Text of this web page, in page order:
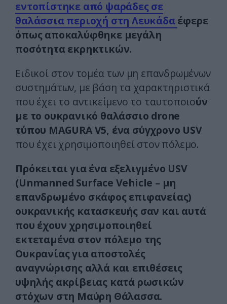
εντοπίστηκε από ψαράδες σε
θαλάσσια περιοχή στη Λευκάδαέφερε
όπως αποκαλύφθηκε μεγάλη
ποσότητα εκρηκτικών.
Ειδικοί στον τομέα των μη επανδρωμένων
συστημάτων, με βάση τα χαρακτηριστικά
που έχει το αντικείμενο το ταυτοποιούν
με το ουκρανικό θαλάσσιο drone
τύπου MAGURA V5, ένα σύγχρονο USV
που έχει χρησιμοποιηθεί στον πόλεμο.
Πρόκειται για ένα εξελιγμένο USV
(Unmanned Surface Vehicle – μη
επανδρωμένο σκάφος επιφανείας)
ουκρανικής κατασκευής σαν και αυτά
που έχουν χρησιμοποιηθεί
εκτεταμένα στον πόλεμο της
Ουκρανίας για αποστολές
αναγνώρισης αλλά και επιθέσεις
υψηλής ακρίβειας κατά ρωσικών
στόχων στη Μαύρη Θάλασσα.